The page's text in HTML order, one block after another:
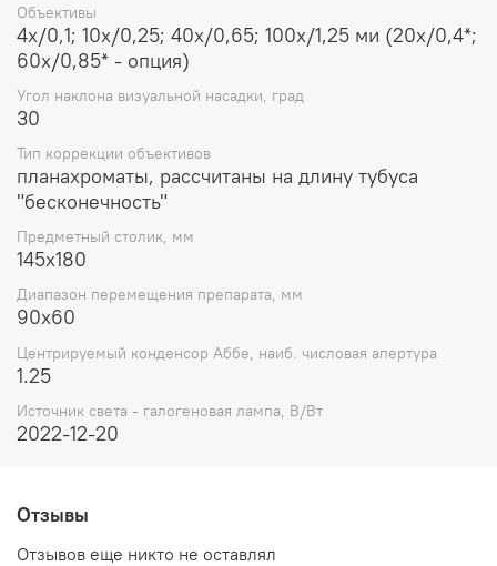
Объективы
4x/0,1; 10x/0,25; 40x/0,65; 100x/1,25 ми (20x/0,4*;
60x/0,85* - опция)
Угол наклона визуальной насадки, град
30
Тип коррекции объективов
планахроматы, рассчитаны на длину тубуса
"бесконечность"
Предметный столик, мм
145x180
Диапазон перемещения препарата, мм
90x60
Центрируемый конденсор Аббе, наиб. числовая апертура
1.25
Источник света - галогеновая лампа, В/Вт
2022-12-20
Отзывы
Отзывов еще никто не оставлял